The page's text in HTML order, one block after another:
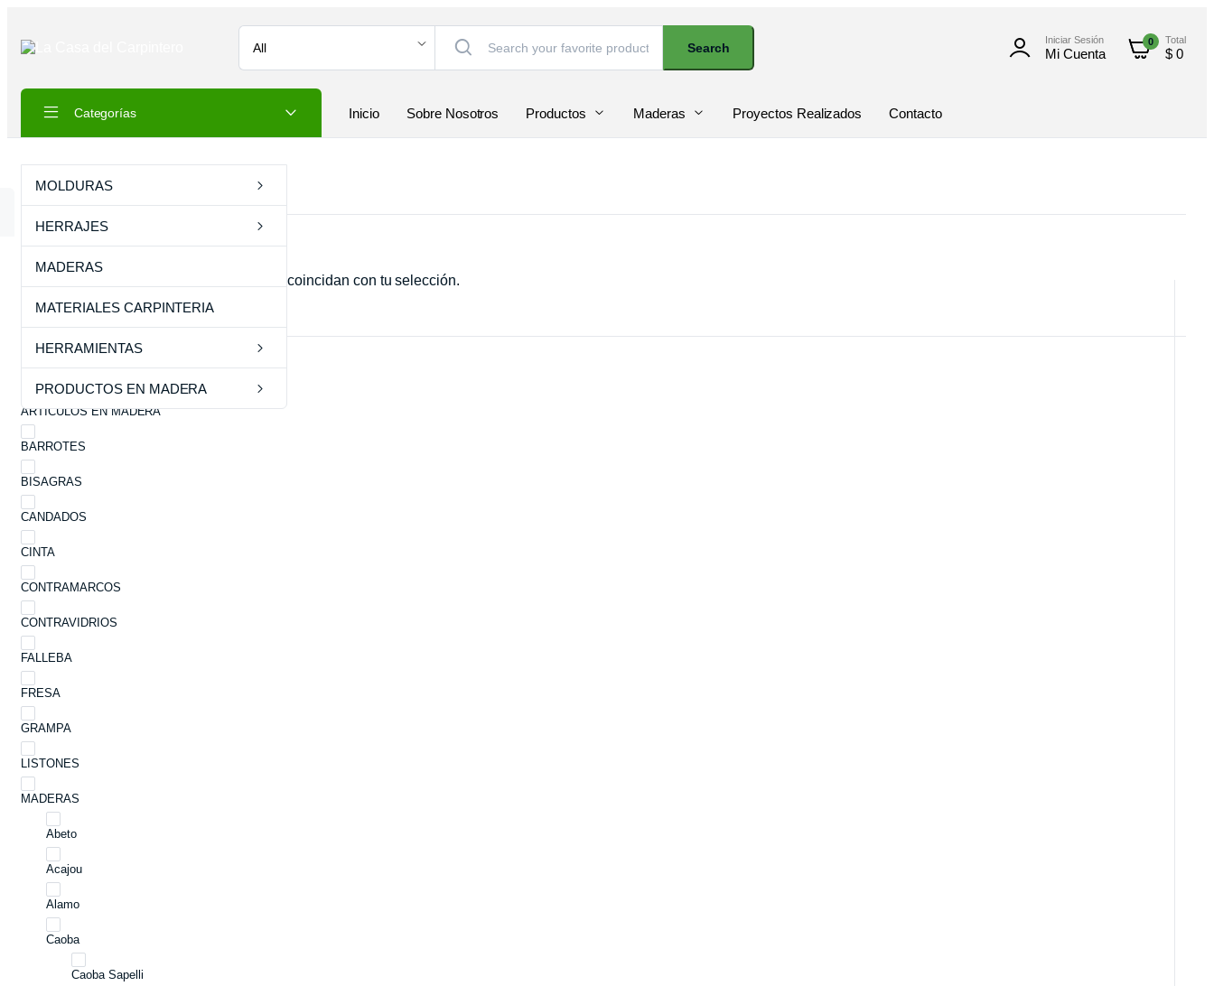
Search
Iniciar Sesión
Mi Cuenta
0 Total
$ 0
Categorías
MOLDURAS
HERRAJES
MADERAS
MATERIALES CARPINTERIA
HERRAMIENTAS
PRODUCTOS EN MADERA
Inicio Sobre Nosotros Productos Maderas Proyectos Realizados Contacto
Clear filters
No se han encontrado productos que coincidan con tu selección.
Product Categories
ARTÍCULOS EN MADERA
BARROTES
BISAGRAS
CANDADOS
CINTA
CONTRAMARCOS
CONTRAVIDRIOS
FALLEBA
FRESA
GRAMPA
LISTONES
MADERAS
Abeto
Acajou
Alamo
Caoba
Caoba Sapelli